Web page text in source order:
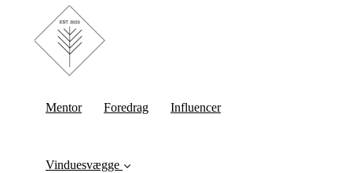
Mentor Foredrag Influencer
Vinduesvægge